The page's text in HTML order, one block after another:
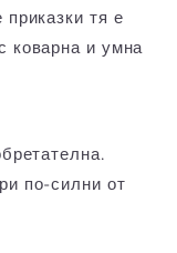
приказки тя е
коварна и умна
по-силни от